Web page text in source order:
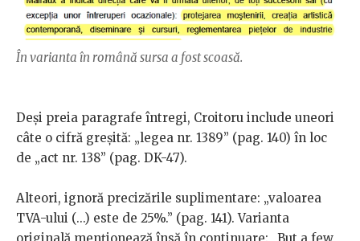
În varianta în română sursa a fost scoasă.
Deși preia paragrafe întregi, Croitoru include uneori
câte o cifră greșită: „legea nr. 1389” (pag. 140) în loc
de „act nr. 138” (pag. DK-47).
Alteori, ignoră precizările suplimentare: „valoarea
TVA-ului (...) este de 25%.” (pag. 141). Varianta